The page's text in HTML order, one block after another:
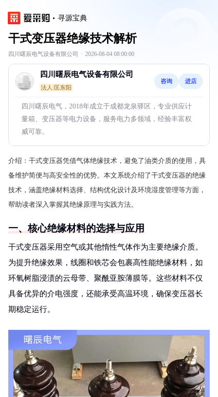
寻源宝典
干式变压器绝缘技术解析
四川曙辰电气设备有限公司 · 2026-08-04 08:00:00
四川曙辰电气设备有限公司
法人:匡东阳
咨询 进店
四川曙辰电气，2018年成立于成都龙泉驿区，专业供应计
量箱、变压器等电力设备，服务电力多领域，经验丰富权
威可靠。
介绍： 干式变压器凭借气体绝缘技术，避免了油类介质的使用，具
备维护简便与高安全性的优势。本文系统介绍了干式变压器的绝缘
技术，涵盖绝缘材料选择、结构优化设计及环境湿度管理等方面，
帮助读者深入掌握其绝缘原理与实践方法。
一、核心绝缘材料的选择与应用
干式变压器采用空气或其他惰性气体作为主要绝缘介质。
为提升绝缘效果，线圈和铁芯会包裹高性能绝缘材料，如
环氧树脂浸渍的云母带、聚酰亚胺薄膜等。这些材料不仅
具备优异的介电强度，还能承受高温环境，确保变压器长
期稳定运行。